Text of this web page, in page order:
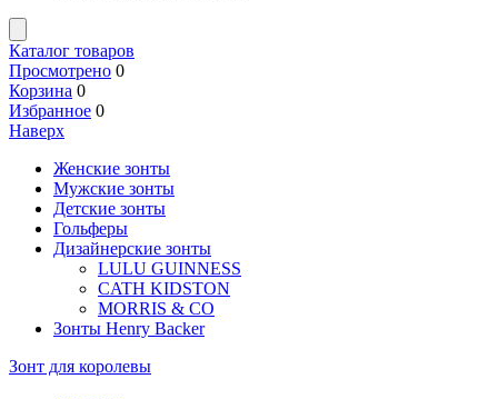
Каталог товаров
Просмотрено 0
Корзина 0
Избранное 0
Наверх
Женские зонты
Мужские зонты
Детские зонты
Гольферы
Дизайнерские зонты
LULU GUINNESS
CATH KIDSTON
MORRIS & CO
Зонты Henry Backer
Зонт для королевы